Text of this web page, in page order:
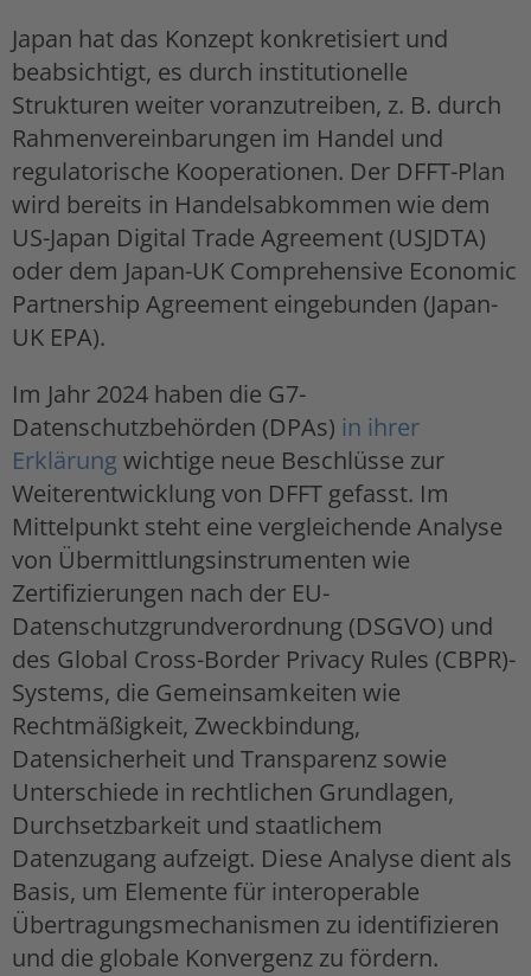
Japan hat das Konzept konkretisiert und
beabsichtigt, es durch institutionelle
Strukturen weiter voranzutreiben, z. B. durch
Rahmenvereinbarungen im Handel und
regulatorische Kooperationen. Der DFFT-Plan
wird bereits in Handelsabkommen wie dem
US-Japan Digital Trade Agreement (USJDTA)
oder dem Japan-UK Comprehensive Economic
Partnership Agreement eingebunden (Japan-
UK EPA).
Im Jahr 2024 haben die G7-
Datenschutzbehörden (DPAs) in ihrer
Erklärungwichtige neue Beschlüsse zur
Weiterentwicklung von DFFT gefasst. Im
Mittelpunkt steht eine vergleichende Analyse
von Übermittlungsinstrumenten wie
Zertifizierungen nach der EU-
Datenschutzgrundverordnung (DSGVO) und
des Global Cross-Border Privacy Rules (CBPR)-
Systems, die Gemeinsamkeiten wie
Rechtmäßigkeit, Zweckbindung,
Datensicherheit und Transparenz sowie
Unterschiede in rechtlichen Grundlagen,
Durchsetzbarkeit und staatlichem
Datenzugang aufzeigt. Diese Analyse dient als
Basis, um Elemente für interoperable
Übertragungsmechanismen zu identifizieren
und die globale Konvergenz zu fördern.